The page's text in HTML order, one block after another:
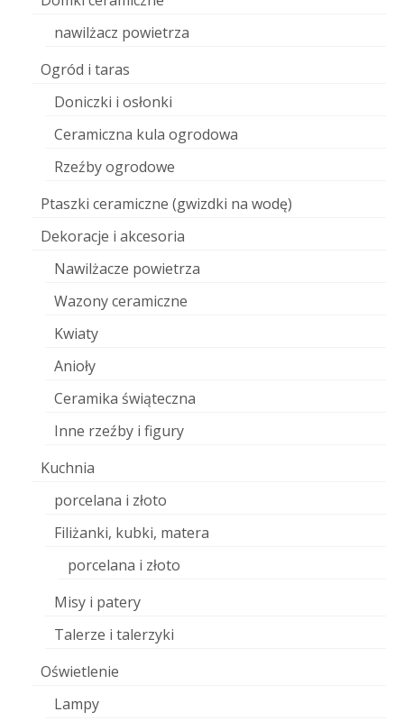
nawilżacz powietrza
Ogród i taras
Doniczki i osłonki
Ceramiczna kula ogrodowa
Rzeźby ogrodowe
Ptaszki ceramiczne (gwizdki na wodę)
Dekoracje i akcesoria
Nawilżacze powietrza
Wazony ceramiczne
Kwiaty
Anioły
Ceramika świąteczna
Inne rzeźby i figury
Kuchnia
porcelana i złoto
Filiżanki, kubki, matera
porcelana i złoto
Misy i patery
Talerze i talerzyki
Oświetlenie
Lampy